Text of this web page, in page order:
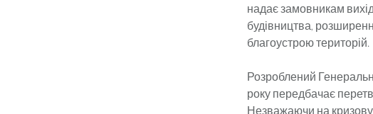
надає замовникам
будівництва,
благоустрою територій.
Розроблений
року передбачає
Незважаючи на кризову